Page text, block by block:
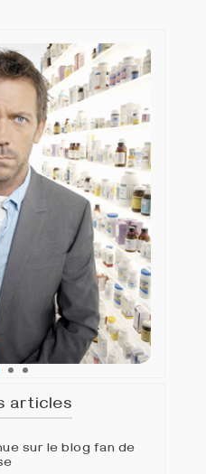
articles
sur le blog fan de